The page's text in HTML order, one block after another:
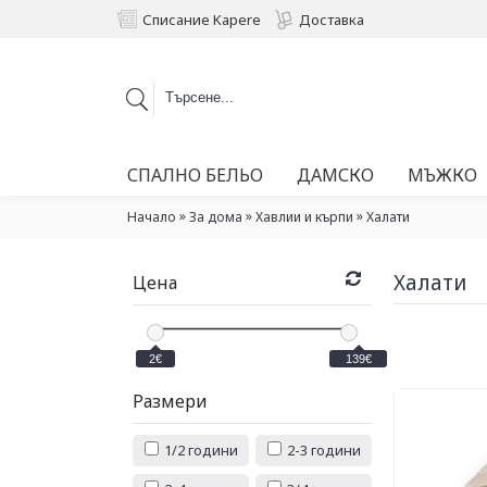
Списание Kapere Доставка
СПАЛНО БЕЛЬО ДАМСКО МЪЖКО
Начало »За дома »Хавлии и кърпи »Халати
Цена
2€ 139€
Размери
1/2 години
2-3 години
Халати